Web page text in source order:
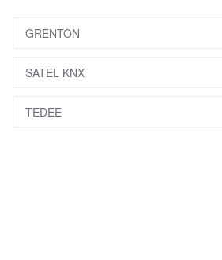
GRENTON
SATEL KNX
TEDEE